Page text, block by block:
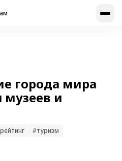
города мира
и
#туризм